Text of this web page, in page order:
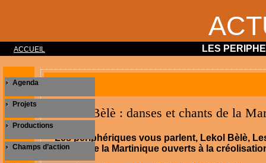
ACCUEIL LES
Soirée Bèlè : danses et chants de la
Les périphériques vous parlent, Lekol Bèlè,
chants de la Martinique ouverts à la
Agenda
Projets
Productions
Champs d’action